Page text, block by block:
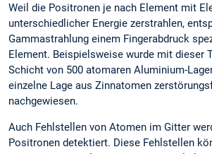
Weil die Positronen je nach Element mit
unterschiedlicher Energie zerstrahlen,
Gammastrahlung einem Fingerabdruck
Element. Beispielsweise wurde mit dieser
Schicht von 500 atomaren Aluminium-
einzelne Lage aus Zinnatomen
nachgewiesen.
Auch Fehlstellen von Atomen im Gitter
Positronen detektiert. Diese Fehlstellen